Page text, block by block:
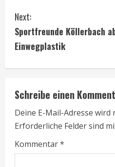
C
o
n
t
i
n
u
e
Next:
Sportfreunde Köllerbach
Einwegplastik
Schreibe einen
Deine E-Mail-Adresse
Erforderliche Felder sind
Kommentar*